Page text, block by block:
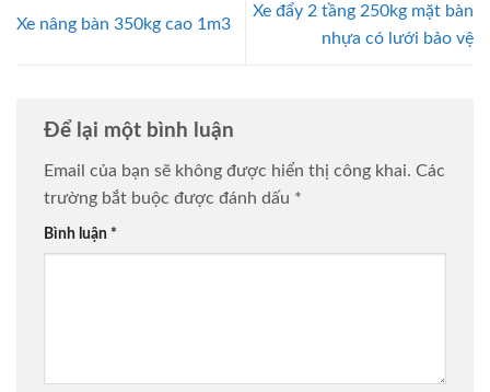
Xe nâng bàn 350kg cao 1m3
Xe đẩy 2 tầng 250kg mặt bàn
nhựa có lưới bảo vệ
Để lại một bình luận
Email của bạn sẽ không được hiển thị công khai. Các
trường bắt buộc được đánh dấu *
Bình luận *